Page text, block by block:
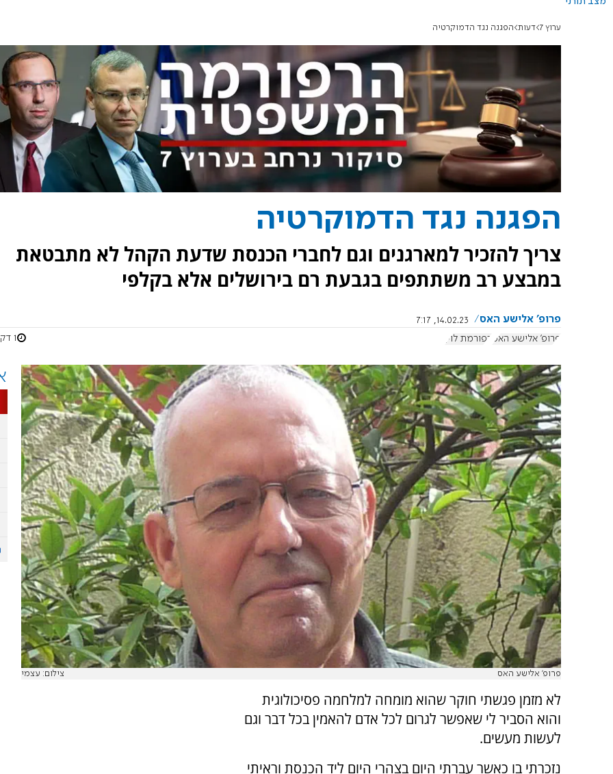
ערוץ 7 דעות הפגנה נגד הדמוקרטיה
הפגנה נגד הדמוקרטיה
צריך להזכיר למארגנים וגם לחברי הכנסת שדעת הקהל לא מתבטאת
במבצע רב משתתפים בגבעת רם בירושלים אלא בקלפי
פרופ' אלישע האס
14.02.23, 7:17
פרופ' אלישע האס רפורמת לוין 1 דקות
פרופ' אלישע האס צילום: עצמי
לא מזמן פגשתי חוקר שהוא מומחה למלחמה פסיכולוגית
והוא הסביר לי שאפשר לגרום לכל אדם להאמין בכל דבר וגם
לעשות מעשים.
נזכרתי בו כאשר עברתי היום בצהרי היום ליד הכנסת וראיתי